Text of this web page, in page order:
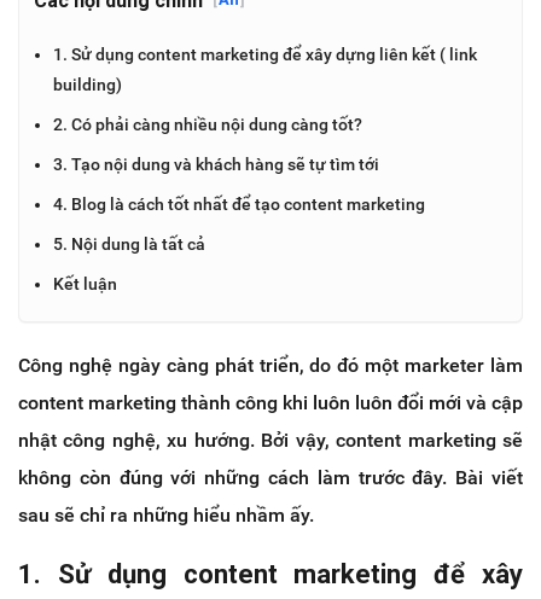
1. Sử dụng content marketing để xây dựng liên kết ( link
building)
2. Có phải càng nhiều nội dung càng tốt?
3. Tạo nội dung và khách hàng sẽ tự tìm tới
4. Blog là cách tốt nhất để tạo content marketing
5. Nội dung là tất cả
Kết luận
Công nghệ ngày càng phát triển, do đó một marketer làm
content marketing thành công khi luôn luôn đổi mới và cập
nhật công nghệ, xu hướng. Bởi vậy, content marketing sẽ
không còn đúng với những cách làm trước đây. Bài viết
sau sẽ chỉ ra những hiểu nhầm ấy.
1. Sử dụng content marketing để xây